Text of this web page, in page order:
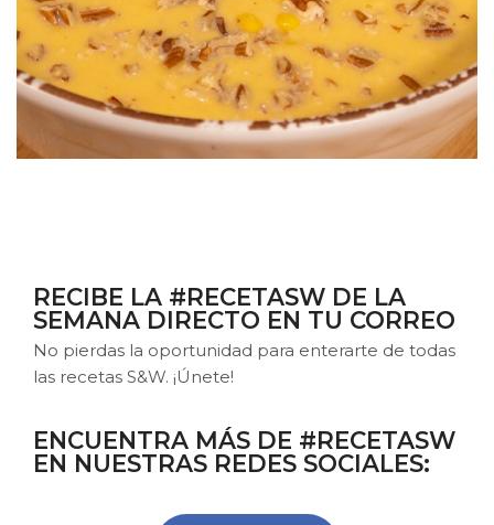
RECIBE LA #RECETASW DE LA
SEMANA DIRECTO EN TU CORREO
No pierdas la oportunidad para enterarte de todas
las recetas S&W. ¡Únete!
ENCUENTRA MÁS DE #RECETASW
EN NUESTRAS REDES SOCIALES: